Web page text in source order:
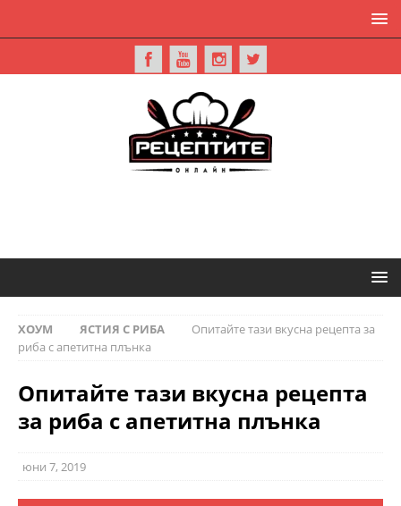
ХОУМ ЯСТИЯ С РИБА
Опитайте тази вкусна рецепта за
риба с апетитна плънка
Опитайте тази вкусна рецепта
за риба с апетитна плънка
юни 7, 2019